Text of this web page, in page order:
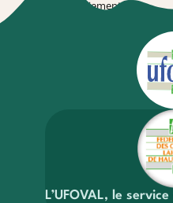
de paiement
L’UFOVAL, le